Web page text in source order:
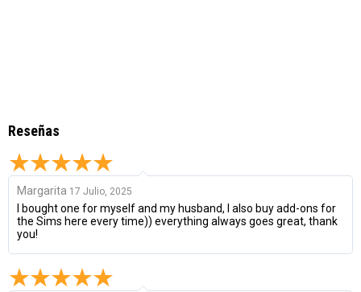
Reseñas
Margarita 17 Julio, 2025
I bought one for myself and my husband, I also buy add-ons for
the Sims here every time)) everything always goes great, thank
you!